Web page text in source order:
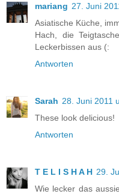
mariang 27. Juni
Asiatische Küche,
Hach, die
Leckerbissen aus (:
Antworten
Sarah 28. Juni 2011
These look delicious!
Antworten
T E L I S H A H 29.
Wie lecker das